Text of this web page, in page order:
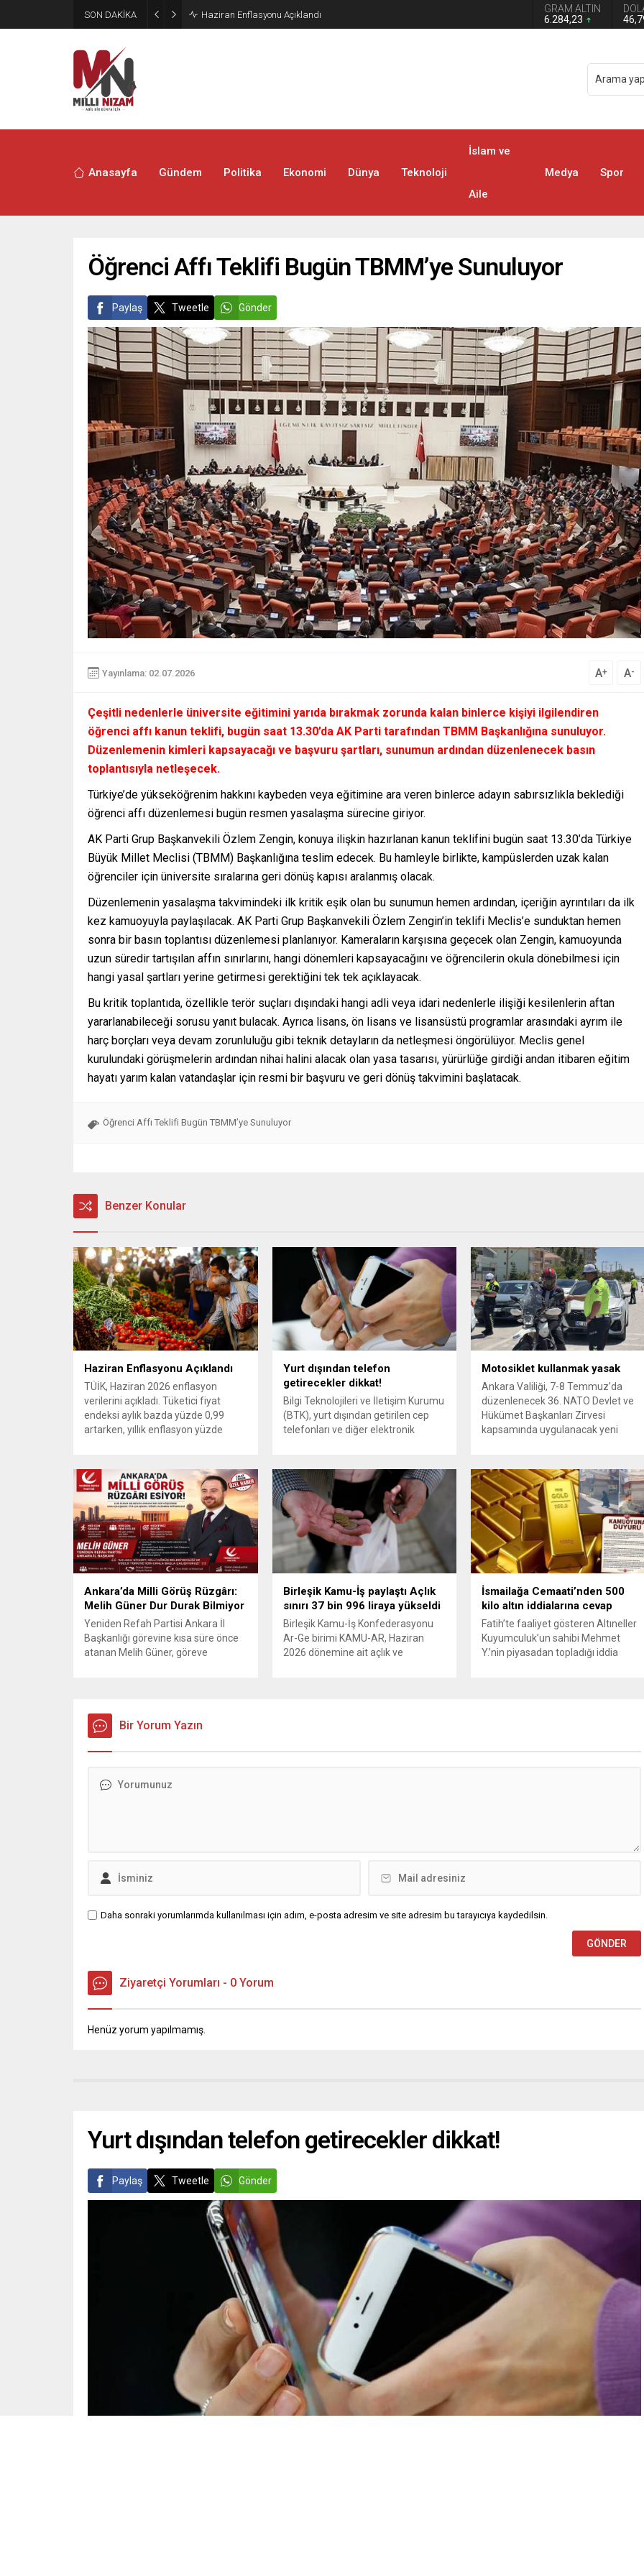
SON DAKİKA Öğrenci Affı Teklifi Bugün TBMM’ye Sunuluyor
GRAM ALTIN
6.284,23
Anasayfa Gündem Politika Ekonomi Dünya Teknoloji
İslam ve
Aile
Medya Spor
Öğrenci Affı Teklifi Bugün TBMM’ye Sunuluyor
Paylaş Tweetle Gönder
Yayınlama: 02.07.2026 A+ A-
Çeşitli nedenlerle üniversite eğitimini yarıda bırakmak zorunda kalan binlerce kişiyi ilgilendiren
öğrenci affı kanun teklifi, bugün saat 13.30’da AK Parti tarafından TBMM Başkanlığına sunuluyor.
Düzenlemenin kimleri kapsayacağı ve başvuru şartları, sunumun ardından düzenlenecek basın
toplantısıyla netleşecek.
Türkiye’de yükseköğrenim hakkını kaybeden veya eğitimine ara veren binlerce adayın sabırsızlıkla beklediği
öğrenci affı düzenlemesi bugün resmen yasalaşma sürecine giriyor.
AK Parti Grup Başkanvekili Özlem Zengin, konuya ilişkin hazırlanan kanun teklifini bugün saat 13.30’da Türkiye
Büyük Millet Meclisi (TBMM) Başkanlığına teslim edecek. Bu hamleyle birlikte, kampüslerden uzak kalan
öğrenciler için üniversite sıralarına geri dönüş kapısı aralanmış olacak.
Düzenlemenin yasalaşma takvimindeki ilk kritik eşik olan bu sunumun hemen ardından, içeriğin ayrıntıları da ilk
kez kamuoyuyla paylaşılacak. AK Parti Grup Başkanvekili Özlem Zengin’in teklifi Meclis’e sunduktan hemen
sonra bir basın toplantısı düzenlemesi planlanıyor. Kameraların karşısına geçecek olan Zengin, kamuoyunda
uzun süredir tartışılan affın sınırlarını, hangi dönemleri kapsayacağını ve öğrencilerin okula dönebilmesi için
hangi yasal şartları yerine getirmesi gerektiğini tek tek açıklayacak.
Bu kritik toplantıda, özellikle terör suçları dışındaki hangi adli veya idari nedenlerle ilişiği kesilenlerin aftan
yararlanabileceği sorusu yanıt bulacak. Ayrıca lisans, ön lisans ve lisansüstü programlar arasındaki ayrım ile
harç borçları veya devam zorunluluğu gibi teknik detayların da netleşmesi öngörülüyor. Meclis genel
kurulundaki görüşmelerin ardından nihai halini alacak olan yasa tasarısı, yürürlüğe girdiği andan itibaren eğitim
hayatı yarım kalan vatandaşlar için resmi bir başvuru ve geri dönüş takvimini başlatacak.
Öğrenci Affı Teklifi Bugün TBMM’ye Sunuluyor
Benzer Konular
Haziran Enflasyonu Açıklandı
TÜİK, Haziran 2026 enflasyon
verilerini açıkladı. Tüketici fiyat
endeksi aylık bazda yüzde 0,99
artarken, yıllık enflasyon yüzde
yüzde 17,76 olarak gerçekleşti.
Türkiye İstatistik Kurumu, Haziran
2026 dönemine ilişkin tüketici fiyat
endeksi verilerini açıkladı. Buna göre
TÜFE, haziran ayında bir önceki
aya...
Yurt dışından telefon
getirecekler dikkat!
Bilgi Teknolojileri ve İletişim Kurumu
(BTK), yurt dışından getirilen cep
telefonları ve diğer elektronik
Gazete’de yayımlanarak yürürlüğe
giren değişikliklerle birlikte bazı
başvurular artık yalnızca e-Devlet
üzerinden yapılacak. BTK
tarafından hazırlanan yönetmelik
ve tebliğ değişiklikleriyle, elektronik
kimlik bilgisi (IMEI) taşıyan cihazların
kayıt ve yönetim...
Motosiklet kullanmak yasak
Ankara Valiliği, 7-8 Temmuz’da
düzenlenecek 36. NATO Devlet ve
Hükümet Başkanları Zirvesi
kapsamında uygulanacak yeni
zirve güzergâhlarında araçların
çekileceği, motosiklet kullanımının
yasaklanacağı, 5-10 Temmuz
arasında ise tanker, beton mikseri,
çekici ve ağır tonajlı araçların şehir
içine alınmayacağı açıklandı.
Muhalefet ise zirve hazırlıklarını...
Ankara’da Milli Görüş Rüzgârı:
Melih Güner Dur Durak Bilmiyor
Yeniden Refah Partisi Ankara İl
Başkanlığı görevine kısa süre önce
atanan Melih Güner, göreve
Adeta gece gündüz demeden
çalışan Güner, Ankara’nın dört bir
yanında sürdürdüğü yoğun saha
daha da yükseklere taşımak için
Birleşik Kamu-İş paylaştı Açlık
sınırı 37 bin 996 liraya yükseldi
Birleşik Kamu-İş Konfederasyonu
Ar-Ge birimi KAMU-AR, Haziran
2026 dönemine ait açlık ve
gelirleri ile temel yaşam maliyetleri
İsmailağa Cemaati’nden 500
kilo altın iddialarına cevap
Fatih’te faaliyet gösteren Altıneller
Kuyumculuk’un sahibi Mehmet
Y.’nin piyasadan topladığı iddia
İlim ve Hizmet Vakfı, iddiaları
Bir Yorum Yazın
Daha sonraki yorumlarımda kullanılması için adım, e-posta adresim ve site adresim bu tarayıcıya kaydedilsin.
Ziyaretçi Yorumları - 0 Yorum
Henüz yorum yapılmamış.
Yurt dışından telefon getirecekler dikkat!
Paylaş Tweetle Gönder